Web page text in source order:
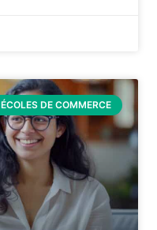
ÉCOLES DE COMMERCE